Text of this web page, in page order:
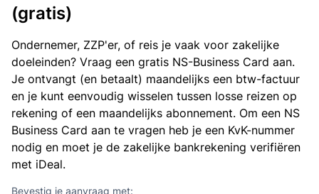
(gratis)
Ondernemer, ZZP'er, of reis je vaak voor zakelijke
doeleinden? Vraag een gratis NS-Business Card aan.
Je ontvangt (en betaalt) maandelijks een btw-factuur
en je kunt eenvoudig wisselen tussen losse reizen op
rekening of een maandelijks abonnement. Om een NS
Business Card aan te vragen heb je een KvK-nummer
nodig en moet je de zakelijke bankrekening verifiëren
met iDeal.
Bevestig je aanvraag met: